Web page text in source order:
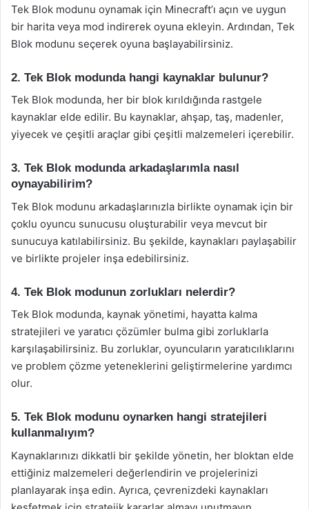
Tek Blok modunu oynamak için Minecraft’ı açın ve uygun
bir harita veya mod indirerek oyuna ekleyin. Ardından, Tek
Blok modunu seçerek oyuna başlayabilirsiniz.
2. Tek Blok modunda hangi kaynaklar bulunur?
Tek Blok modunda, her bir blok kırıldığında rastgele
kaynaklar elde edilir. Bu kaynaklar, ahşap, taş, madenler,
yiyecek ve çeşitli araçlar gibi çeşitli malzemeleri içerebilir.
3. Tek Blok modunda arkadaşlarımla nasıl
oynayabilirim?
Tek Blok modunu arkadaşlarınızla birlikte oynamak için bir
çoklu oyuncu sunucusu oluşturabilir veya mevcut bir
sunucuya katılabilirsiniz. Bu şekilde, kaynakları paylaşabilir
ve birlikte projeler inşa edebilirsiniz.
4. Tek Blok modunun zorlukları nelerdir?
Tek Blok modunda, kaynak yönetimi, hayatta kalma
stratejileri ve yaratıcı çözümler bulma gibi zorluklarla
karşılaşabilirsiniz. Bu zorluklar, oyuncuların yaratıcılıklarını
ve problem çözme yeteneklerini geliştirmelerine yardımcı
olur.
5. Tek Blok modunu oynarken hangi stratejileri
kullanmalıyım?
Kaynaklarınızı dikkatli bir şekilde yönetin, her bloktan elde
ettiğiniz malzemeleri değerlendirin ve projelerinizi
planlayarak inşa edin. Ayrıca, çevrenizdeki kaynakları